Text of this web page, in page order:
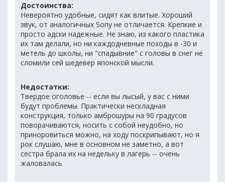
Достоинства:
Невероятно удобные, сидят как влитые. Хороший
звук, от аналогичных Sony не отличается. Крепкие и
просто адски надежные. Не знаю, из какого пластика
их там делали, но ни каждодневные походы в -30 и
метель до школы, ни "спадывние" с головы в снег не
сломили сей шедевер японской мысли.
Недостатки:
Твердое оголовье -- если вы лысый, у вас с ними
будут проблемы. Практически нескладная
конструкция, только амброшуры на 90 градусов
поворачиваются, носить с собой неудобно, но
приноровиться можно, на ходу поскрипывают, но я
рок слушаю, мне в основном не заметно, а вот
сестра брала их на недельку в лагерь -- очень
жаловалась